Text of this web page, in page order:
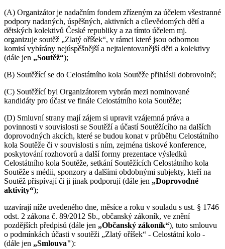
(A) Organizátor je nadačním fondem zřízeným za účelem všestranné
podpory nadaných, úspěšných, aktivních a cílevědomých dětí a
dětských kolektivů České republiky a za tímto účelem mj.
organizuje soutěž „Zlatý oříšek“, v rámci které jsou odbornou
komisí vybírány nejúspěšnější a nejtalentovanější děti a kolektivy
(dále jen „Soutěž“);
(B) Soutěžící se do Celostátního kola Soutěže přihlásil dobrovolně;
(C) Soutěžící byl Organizátorem vybrán mezi nominované
kandidáty pro účast ve finále Celostátního kola Soutěže;
(D) Smluvní strany mají zájem si upravit vzájemná práva a
povinnosti v souvislosti se Soutěží a účastí Soutěžícího na dalších
doprovodných akcích, které se budou konat v průběhu Celostátního
kola Soutěže či v souvislosti s ním, zejména tiskové konference,
poskytování rozhovorů a další formy prezentace výsledků
Celostátního kola Soutěže, setkání Soutěžících Celostátního kola
Soutěže s médii, sponzory a dalšími obdobnými subjekty, kteří na
Soutěž přispívají či ji jinak podporují (dále jen „Doprovodné
aktivity“);
uzavírají níže uvedeného dne, měsíce a roku v souladu s ust. § 1746
odst. 2 zákona č. 89/2012 Sb., občanský zákoník, ve znění
pozdějších předpisů (dále jen „Občanský zákoník“), tuto smlouvu
o podmínkách účasti v soutěži „Zlatý oříšek“ - Celostátní kolo -
(dále jen „Smlouva"):